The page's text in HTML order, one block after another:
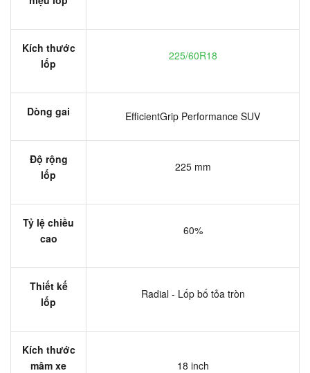
Kích thước
lốp
225/60R18
Dòng gai EfficientGrip Performance SUV
Độ rộng
lốp
225 mm
Tỷ lệ chiều
cao
60%
Thiết kế
lốp
Radial - Lốp bố tỏa tròn
Kích thước
mâm xe
18 inch